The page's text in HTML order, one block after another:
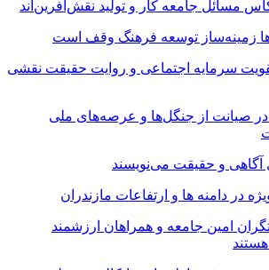
مسائل جامعه کار و تولید نقش‌آفرین‌اند
زمینه‌ساز توسعه فرهنگ وقف است
سرمایه اجتماعی و روایت حقیقت نقشی
در صیانت از جنگل‌ها و عرصه‌های ملی
آگاهی و حقیقت می‌نویسند
در دامنه ها و ارتفاعات مازندران
امین جامعه و همراهان ارزشمند